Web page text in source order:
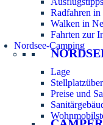
Radfahren
Walken in
Fahrten zur
Nordsee-Camping
Lage
Preise und